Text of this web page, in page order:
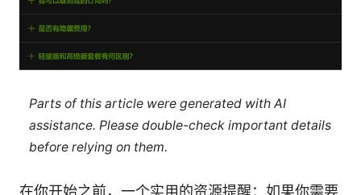
Parts of this article were generated with AI
assistance. Please double-check important details
before relying on them.
在你开始之前，一个实用的资源提醒：如果你需要